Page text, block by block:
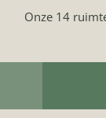
Onze 14